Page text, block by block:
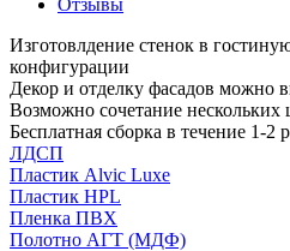
Изготовлдение стенок в
конфигурации
Декор и отделку фасадов можно
Возможно сочетание нескольких
Бесплатная сборка в течение 1-2
ЛДСП
Пластик Alvic Luxe
Пластик HPL
Пленка ПВХ
Полотно АГТ (МДФ)